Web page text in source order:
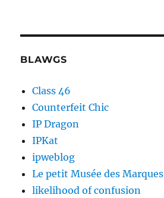
BLAWGS
Class 46
Counterfeit Chic
IP Dragon
IPKat
ipweblog
Le petit Musée des Marques
likelihood of confusion